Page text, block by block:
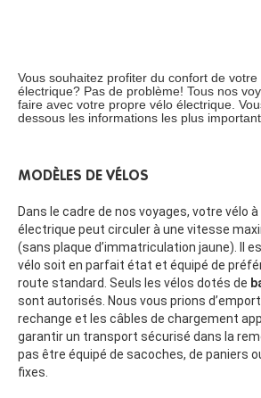
Vous souhaitez profiter du confort de
électrique? Pas de problème! Tous nos
faire avec votre propre vélo électrique.
dessous les informations les plus
MODÈLES DE VÉLOS
Dans le cadre de nos voyages, votre vélo
électrique peut circuler à une vitesse
(sans plaque d’immatriculation jaune). Il
vélo soit en parfait état et équipé de
route standard. Seuls les vélos dotés de
sont autorisés. Nous vous prions
rechange et les câbles de chargement
garantir un transport sécurisé dans la
pas être équipé de sacoches, de paniers
fixes.